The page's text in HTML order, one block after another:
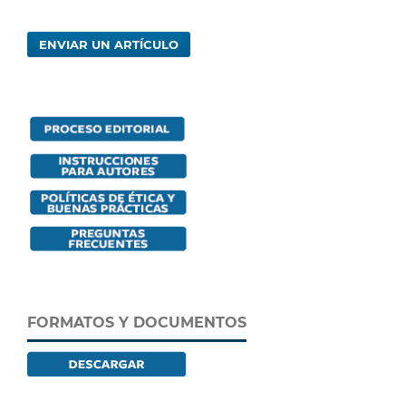
ENVIAR UN ARTÍCULO
FORMATOS Y DOCUMENTOS